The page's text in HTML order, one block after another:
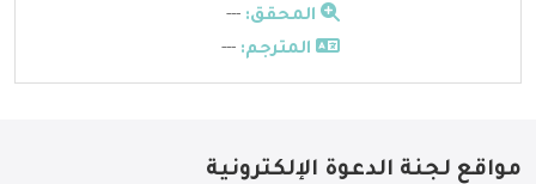
المحقق: ---
المترجم: ---
مواقع لجنة الدعوة الإلكترونية